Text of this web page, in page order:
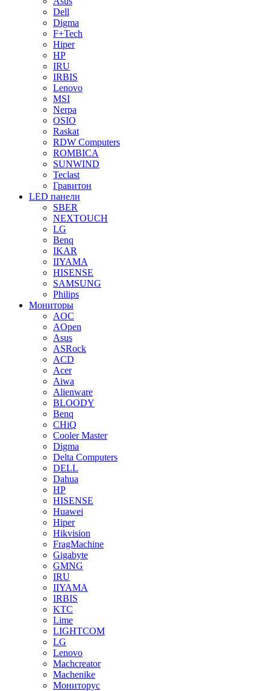
Dell
Digma
F+Tech
Hiper
HP
IRU
IRBIS
Lenovo
MSI
Nerpa
OSIO
Raskat
RDW Computers
ROMBICA
SUNWIND
Teclast
Гравитон
LED панели
SBER
NEXTOUCH
LG
Benq
IKAR
IIYAMA
HISENSE
SAMSUNG
Philips
Мониторы
AOC
AOpen
Asus
ASRock
ACD
Acer
Aiwa
Alienware
BLOODY
Benq
CHiQ
Cooler Master
Digma
Delta Computers
DELL
Dahua
HP
HISENSE
Huawei
Hiper
Hikvision
FragMachine
Gigabyte
GMNG
IRU
IIYAMA
IRBIS
KTC
Lime
LIGHTCOM
LG
Lenovo
Machcreator
Machenike
Мониторус